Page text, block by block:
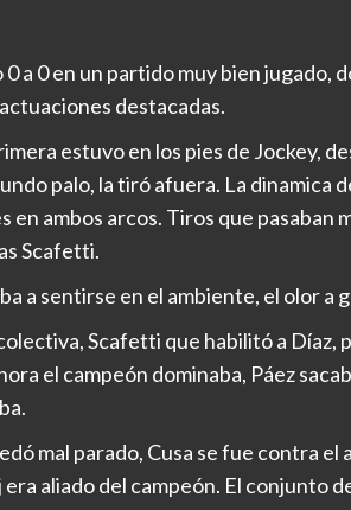
0 a 0 en un partido muy bien jugado,
destacadas.
estuvo en los pies de Jockey,
palo, la tiró afuera. La dinamica
en ambos arcos. Tiros que pasaban
Scafetti.
a sentirse en el ambiente, el olor a
Scafetti que habilitó a Díaz,
el campeón dominaba, Páez
mal parado, Cusa se fue contra
era aliado del campeón. El conjunto